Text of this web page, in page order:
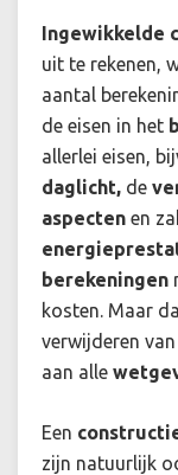
Ingewikkelde
uit te rekenen,
aantal
de eisen in het
allerlei eisen,
daglicht, de
aspecten en
berekeningen
kosten. Maar
verwijderen
aan alle
Een
zijn natuurlijk